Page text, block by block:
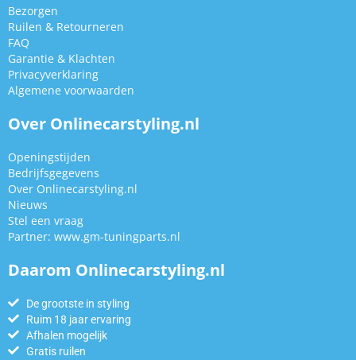
Bezorgen
Ruilen & Retourneren
FAQ
Garantie & Klachten
Privacyverklaring
Algemene voorwaarden
Over Onlinecarstyling.nl
Openingstijden
Bedrijfsgegevens
Over Onlinecarstyling.nl
Nieuws
Stel een vraag
Partner: www.gm-tuningparts.nl
Daarom Onlinecarstyling.nl
De grootste in styling
Ruim 18 jaar ervaring
Afhalen mogelijk
Gratis ruilen